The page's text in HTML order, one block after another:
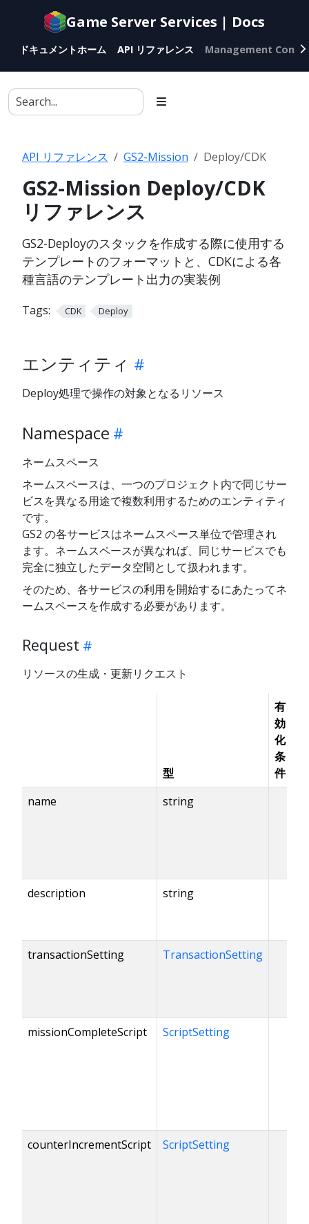
Documentation
agents
Game Server Services | Docs
ドキュメントホーム API リファレンス Management
API リファレンス GS2-Mission Deploy/CDK
GS2-Mission Deploy/CDK
リファレンス
GS2-Deployのスタックを作成する際に使用する
テンプレートのフォーマットと、CDKによる各
種言語のテンプレート出力の実装例
Tags: CDK Deploy
エンティティ
Deploy処理で操作の対象となるリソース
Namespace
ネームスペース
ネームスペースは、一つのプロジェクト内で同じサー
ビスを異なる用途で複数利用するためのエンティティ
です。
GS2 の各サービスはネームスペース単位で管理され
ます。ネームスペースが異なれば、同じサービスでも
完全に独立したデータ空間として扱われます。
そのため、各サービスの利用を開始するにあたってネ
ームスペースを作成する必要があります。
Request
リソースの生成・更新リクエスト
型
有
効
化
条
件
name
string
description string
transactionSetting TransactionSetting
missionCompleteScript ScriptSetting
counterIncrementScript ScriptSetting